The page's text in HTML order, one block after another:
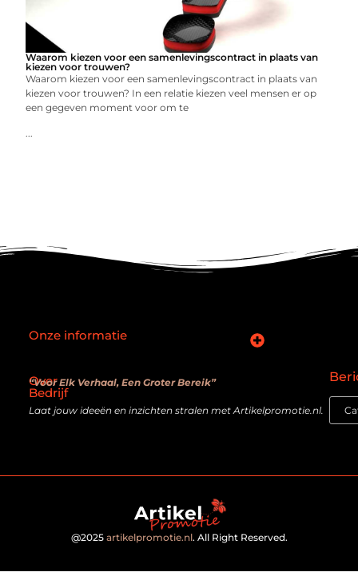
Waarom kiezen voor een samenlevingscontract in plaats van
kiezen voor trouwen?
Waarom kiezen voor een samenlevingscontract in plaats van
kiezen voor trouwen? In een relatie kiezen veel mensen er op
een gegeven moment voor om te
...
Over
Bedrijf
“Voor Elk Verhaal, Een Groter Bereik”
Laat jouw ideeën en inzichten stralen met Artikelpromotie.nl.
Onze informatie
@2025 artikelpromotie.nl. All Right Reserved.